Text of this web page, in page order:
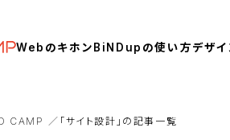
Webのキホン BiNDupの使い方デザイ
CAMP 「サイト設計」の記事一覧